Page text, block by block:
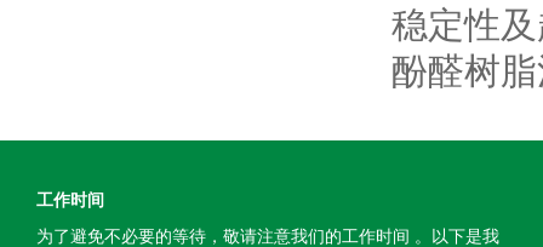
稳定性
酚醛树
工作时间
为了避免不必要的等待，敬请注意我们的工作时间 。以下是我